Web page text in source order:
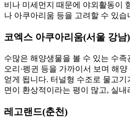
비나 미세먼지 때문에 야외활동이
나 아쿠아리움 등을 고려할 수 있습
코엑스 아쿠아리움(서울 강남)
수많은 해양생물을 볼 수 있는 수족
오리·펭귄 등을 가까이서 보며 해
얻게 됩니다. 터널형 수조로 물고
면이 환상적이라는 평이 많고, 실
레고랜드(춘천)